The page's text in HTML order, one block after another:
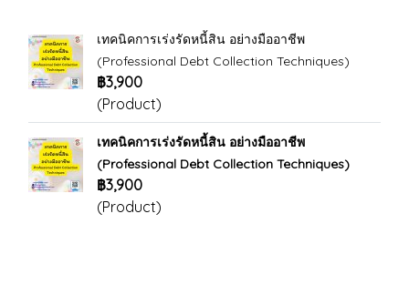
เทคนิคการเร่งรัดหนี้สิน อย่างมืออาชีพ
(Professional Debt Collection Techniques)
฿3,900
(Product)
เทคนิคการเร่งรัดหนี้สิน อย่างมืออาชีพ
(Professional Debt Collection Techniques)
฿3,900
(Product)